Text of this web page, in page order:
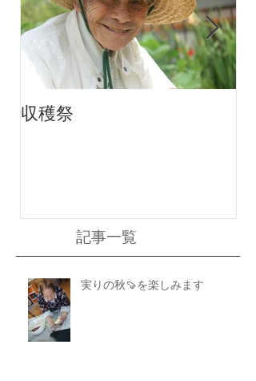
記事一覧
収穫祭
実りの秋🍠を楽しみます